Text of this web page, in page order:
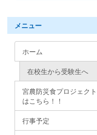
メニュー
ホーム
在校生から受験生へ
宮農防災食プロジェク
はこちら！！
行事予定